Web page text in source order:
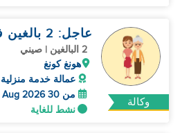
وكالة
عاجل: 2 بالغين فقط - تاي هونغ
2 البالغين | صيني
هونغ كونغ
عمالة خدمة
من 30 Aug 2026
نشط للغاية